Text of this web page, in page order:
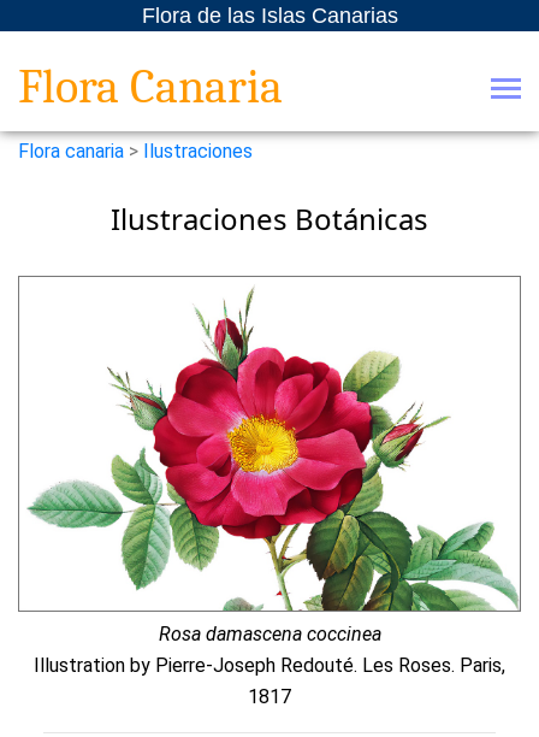
Flora de las Islas Canarias
Flora Canaria
Flora canaria > Ilustraciones
Ilustraciones Botánicas
Rosa damascena coccinea
Illustration by Pierre-Joseph Redouté. Les Roses. Paris,
1817